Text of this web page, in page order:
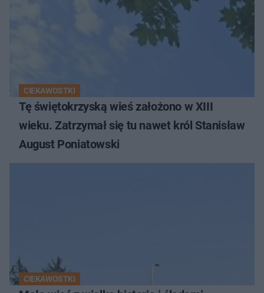
CIEKAWOSTKI
Tę świętokrzyską wieś założono w XIII
wieku. Zatrzymał się tu nawet król Stanisław
August Poniatowski
CIEKAWOSTKI